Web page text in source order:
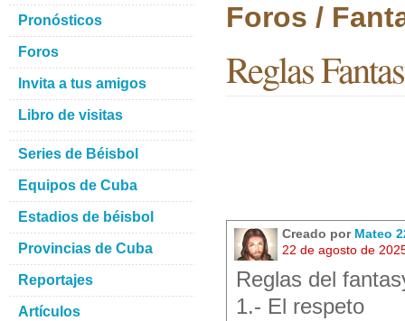
Foros /
Reglas
Creado por Mateo
22 de agosto de
Reglas del
1.- El respeto
Pronósticos
Foros
Invita a tus amigos
Libro de visitas
Series de Béisbol
Equipos de Cuba
Estadios de béisbol
Provincias de Cuba
Reportajes
Artículos